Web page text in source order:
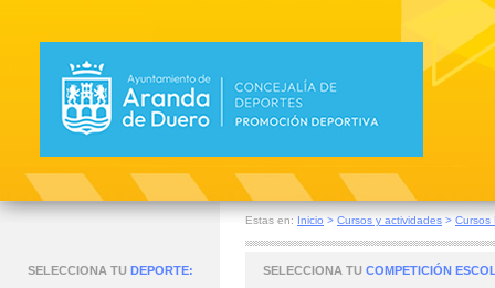
Estas en: Inicio > Cursos y actividades > Cursos
SELECCIONA TU DEPORTE: SELECCIONA TU COMPETICIÓN